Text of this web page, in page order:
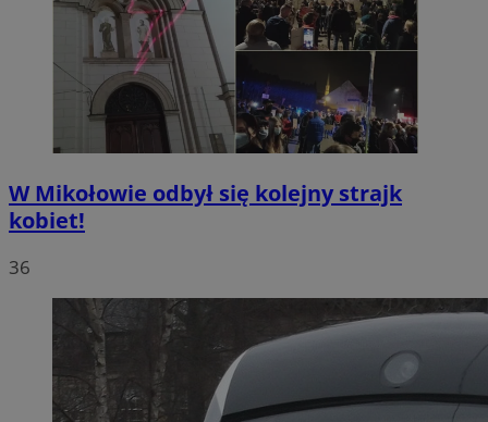
W Mikołowie odbył się kolejny strajk
kobiet!
36